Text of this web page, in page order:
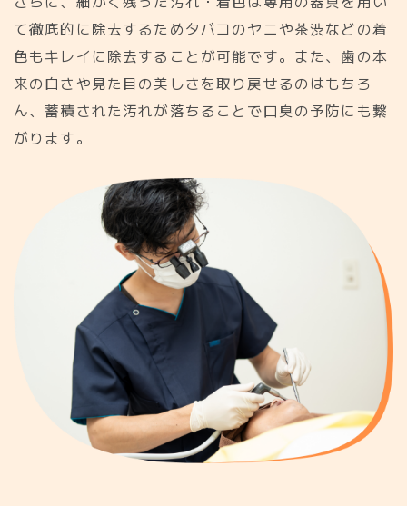
て徹底的に除去するためタバコのヤニや茶渋などの着
色もキレイに除去することが可能です。また、歯の本
来の白さや見た目の美しさを取り戻せるのはもちろ
ん、蓄積された汚れが落ちることで口臭の予防にも繋
がります。